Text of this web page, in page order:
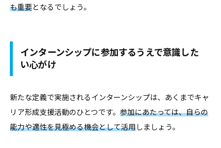
も重要となるでしょう。
インターンシップに参加するうえで意識した
い心がけ
新たな定義で実施されるインターンシップは、あくまでキャ
リア形成支援活動のひとつです。 参加にあたっては、自らの
能力や適性を見極める機会として活用しましょう。